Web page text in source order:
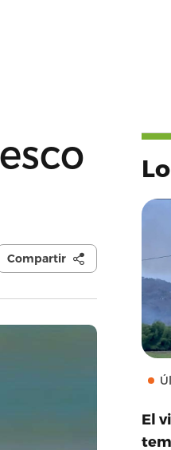
Compartir
El